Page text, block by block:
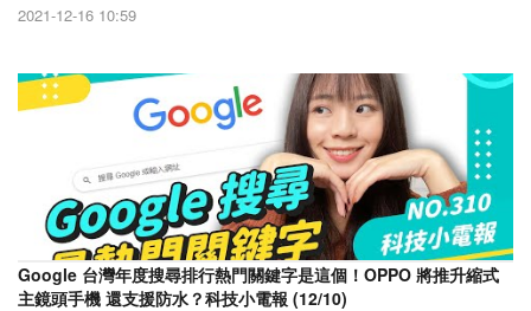
2021-12-16 10:59
Google 台灣年度搜尋排行熱門關鍵字是這個！OPPO 將推升縮式
主鏡頭手機 還支援防水？科技小電報 (12/10)